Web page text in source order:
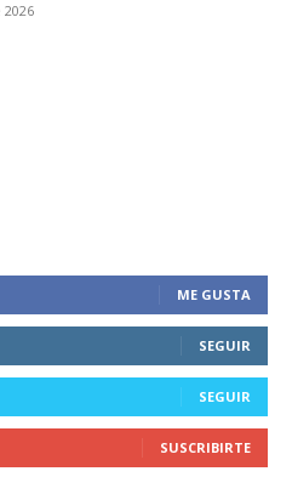
de las
of vaping and
in your email.
SUBSCRIBIRSE
ME GUSTA
SEGUIR
SEGUIR
SUSCRIBIRTE